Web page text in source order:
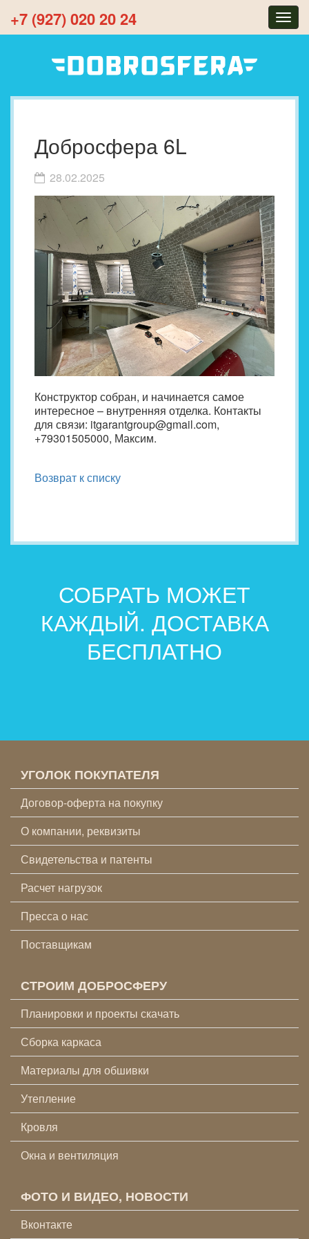
+7 (927) 020 20 24
Добросфера 6L
28.02.2025
Конструктор собран, и начинается самое
интересное – внутренняя отделка. Контакты
для связи: itgarantgroup@gmail.com,
+79301505000, Максим.
Возврат к списку
СОБРАТЬ МОЖЕТ
КАЖДЫЙ. ДОСТАВКА
БЕСПЛАТНО
УГОЛОК ПОКУПАТЕЛЯ
Договор-оферта на покупку
О компании, реквизиты
Свидетельства и патенты
Расчет нагрузок
Пресса о нас
Поставщикам
СТРОИМ ДОБРОСФЕРУ
Планировки и проекты скачать
Сборка каркаса
Материалы для обшивки
Утепление
Кровля
Окна и вентиляция
ФОТО И ВИДЕО, НОВОСТИ
Вконтакте